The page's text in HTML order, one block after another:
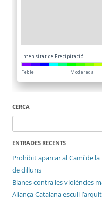
CERCA
ENTRADES RECENTS
Prohibit aparcar al Camí de
de dilluns
Blanes contra les violències
Aliança Catalana escull